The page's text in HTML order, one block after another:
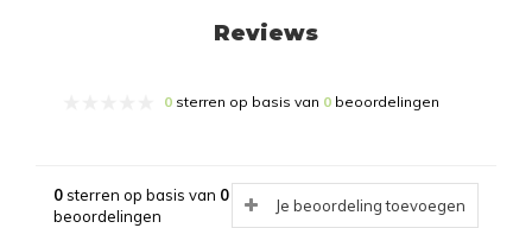
Reviews
0 sterren op basis van 0 beoordelingen
0sterren op basis van 0
beoordelingen
Je beoordeling toevoegen